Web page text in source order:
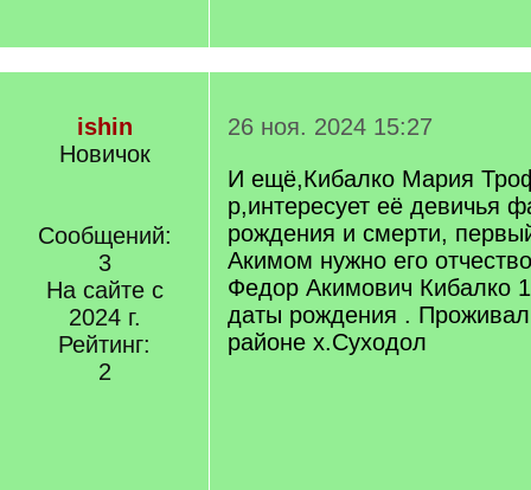
ishin
Новичок
Сообщений:
3
На сайте с
2024 г.
Рейтинг:
2
26 ноя. 2024 15:27
И ещё,Кибалко Мария
р,интересует её девичья
рождения и смерти,
Акимом нужно его
Федор Акимович Кибалко
даты рождения .
районе х.Суходол